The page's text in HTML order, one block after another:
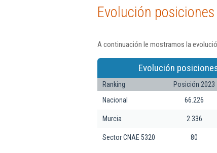
Evolución
A continuación le mostramos la
Evolución
Ranking Posición 2023
Nacional
66.226
Murcia 2.336
Sector CNAE 5320 80